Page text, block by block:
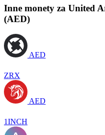
Inne monety za United
(AED)
AED
ZRX
AED
1INCH